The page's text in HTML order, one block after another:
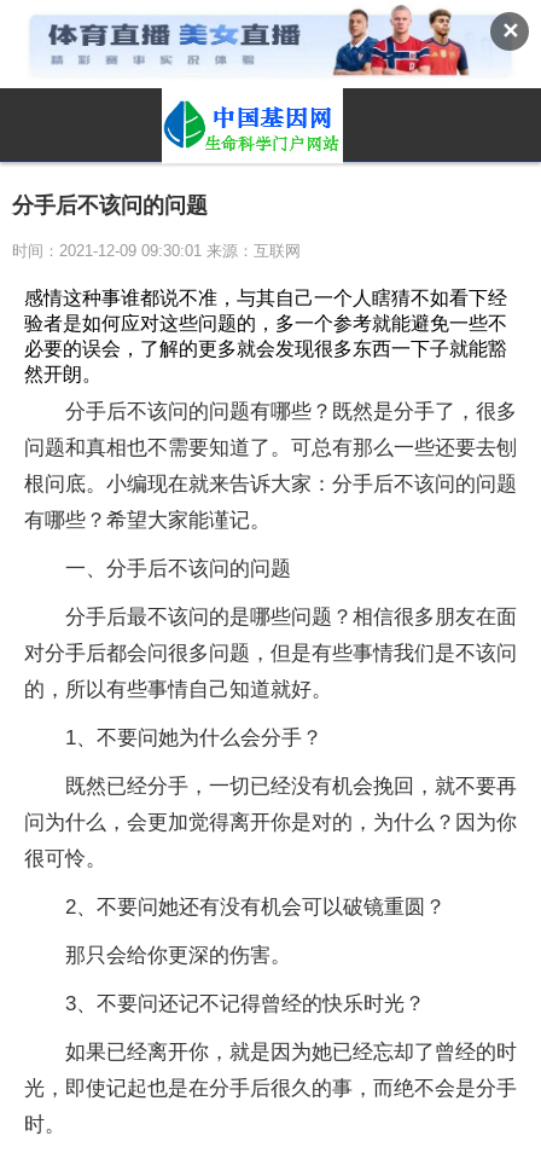
✕
分手后不该问的问题
时间：2021-12-09 09:30:01 来源：互联网
感情这种事谁都说不准，与其自己一个人瞎猜不如看下经
验者是如何应对这些问题的，多一个参考就能避免一些不
必要的误会，了解的更多就会发现很多东西一下子就能豁
然开朗。
分手后不该问的问题有哪些？既然是分手了，很多
问题和真相也不需要知道了。可总有那么一些还要去刨
根问底。小编现在就来告诉大家：分手后不该问的问题
有哪些？希望大家能谨记。
一、分手后不该问的问题
分手后最不该问的是哪些问题？相信很多朋友在面
对分手后都会问很多问题，但是有些事情我们是不该问
的，所以有些事情自己知道就好。
1、不要问她为什么会分手？
既然已经分手，一切已经没有机会挽回，就不要再
问为什么，会更加觉得离开你是对的，为什么？因为你
很可怜。
2、不要问她还有没有机会可以破镜重圆？
那只会给你更深的伤害。
3、不要问还记不记得曾经的快乐时光？
如果已经离开你，就是因为她已经忘却了曾经的时
光，即使记起也是在分手后很久的事，而绝不会是分手
时。